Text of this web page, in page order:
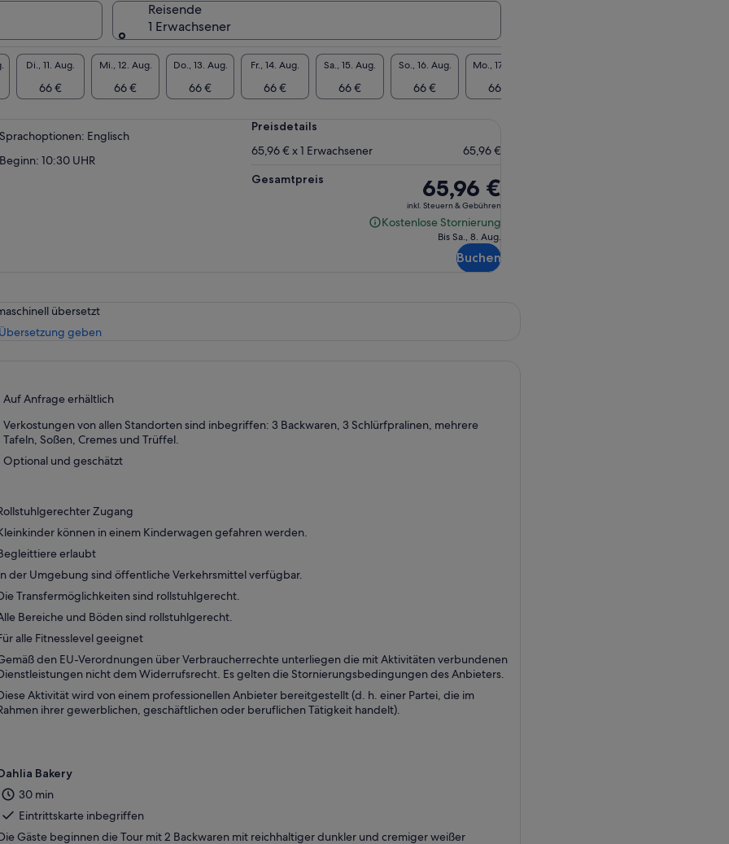
und gleichzeitig nach Innovation strebt. Wir
die Integrität von Zutaten und
aber wir sehen keine „Regeln“, wie
getan werden sollte. Wir brechen die
dessen auf, was die Leute denken,
zu sein und was sie sein kann.
Reisende
1 Erwachsener
Di., 11. Aug.
66 €
Mi., 12. Aug.
66 €
Do., 13. Aug.
66 €
Fr., 14. Aug.
66 €
Sa., 15. Aug.
66 €
So., 16. Aug.
66 €
Mo., 17. Aug.
66 €
Englisch
10:30 UHR
Preisdetails
65,96 € x 1 Erwachsener
65,96 €
Gesamtpreis
Der
Preis
beträgt
65,96 €
65,96 €
inkl. Steuern & Gebühren
Kostenlose Stornierung
Kostenlose
Bis Sa., 8. Aug.
Buchen
übersetzt
gebenWird
geöffnet
Auf Anfrage erhältlich
Verkostungen von allen Standorten sind inbegriffen: 3 Backwaren, 3 Schlürfpralinen, mehrere
Tafeln, Soßen, Cremes und Trüffel.
Optional und geschätzt
Zugang
können in einem Kinderwagen gefahren werden.
erlaubt
der Umgebung sind öffentliche Verkehrsmittel verfügbar.
Transfermöglichkeiten sind rollstuhlgerecht.
Bereiche und Böden sind rollstuhlgerecht.
alle Fitnesslevel geeignet
den EU-Verordnungen über Verbraucherrechte unterliegen die mit Aktivitäten verbundenen
nicht dem Widerrufsrecht. Es gelten die Stornierungsbedingungen des Anbieters.
Aktivität wird von einem professionellen Anbieter bereitgestellt (d. h. einer Partei, die im
ihrer gewerblichen, geschäftlichen oder beruflichen Tätigkeit handelt).
Bakery
30 min
Eintrittskarte inbegriffen
Gäste beginnen die Tour mit 2 Backwaren mit reichhaltiger dunkler und cremiger weißer